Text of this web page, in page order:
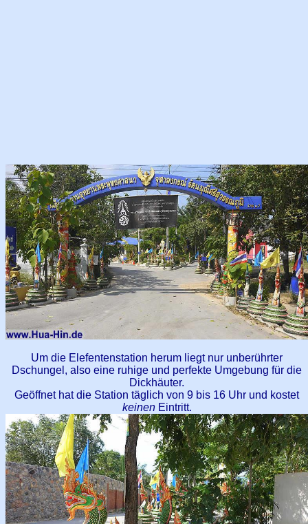
Um die Elefentenstation herum liegt nur unberührter
Dschungel, also eine ruhige und perfekte Umgebung für die
Dickhäuter.
Geöffnet hat die Station täglich von 9 bis 16 Uhr und kostet
keinenEintritt.